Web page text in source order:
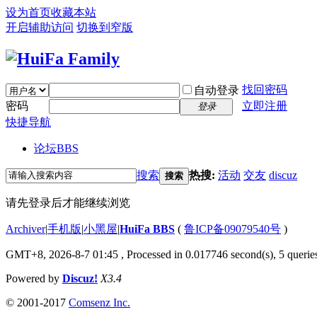
设为首页收藏本站
开启辅助访问 切换到窄版
自动登录 找回密码
密码
登录
立即注册
快捷导航
论坛BBS
搜索 搜索 热搜: 活动 交友 discuz
请先登录后才能继续浏览
Archiver|手机版|小黑屋|HuiFa BBS ( 鲁ICP备09079540号 )
GMT+8, 2026-8-7 01:45 , Processed in 0.017746 second(s), 5
Powered by Discuz! X3.4
© 2001-2017 Comsenz Inc.